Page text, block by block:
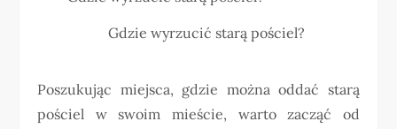
Gdzie wyrzucić starą pościel?
Poszukując miejsca, gdzie można oddać starą
pościel w swoim mieście, warto zacząć od